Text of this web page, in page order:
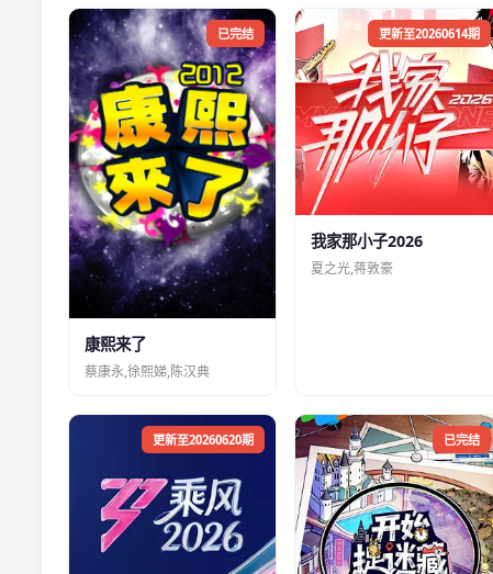
已完结
康熙来了
蔡康永,徐熙娣,陈汉典
更新至20260614期
我家那小子2026
夏之光,蒋敦豪
更新至20260620期 已完结